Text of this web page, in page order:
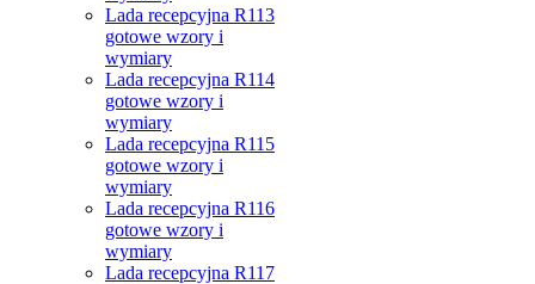
Lada recepcyjna R113
gotowe wzory i
wymiary
Lada recepcyjna R114
gotowe wzory i
wymiary
Lada recepcyjna R115
gotowe wzory i
wymiary
Lada recepcyjna R116
gotowe wzory i
wymiary
Lada recepcyjna R117